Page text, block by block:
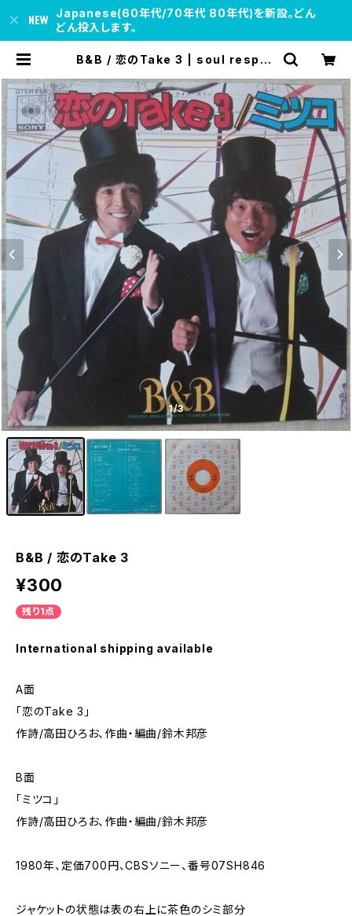
Japanese(60年代/70年代 80年代)を新設。どん
どん投入します。
B&B / 恋のTake 3 | soul respec
1/3
B&B / 恋のTake 3
¥300
残り1点
International shipping available
A面
「恋のTake 3」
作詩/高田ひろお、作曲・編曲/鈴木邦彦
B面
「ミツコ」
作詩/高田ひろお、作曲・編曲/鈴木邦彦
1980年、定価700円、CBSソニー、番号07SH846
ジャケットの状態は表の右上に茶色のシミ部分